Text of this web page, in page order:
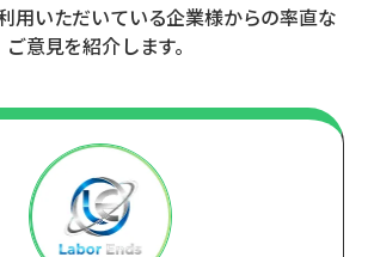
用いただいている企業様からの率直な
ご意見を紹介します。